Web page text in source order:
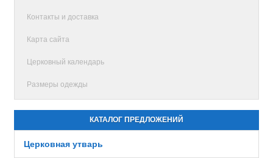
Контакты и доставка
Карта сайта
Церковный календарь
Размеры одежды
КАТАЛОГ ПРЕДЛОЖЕНИЙ
Церковная утварь